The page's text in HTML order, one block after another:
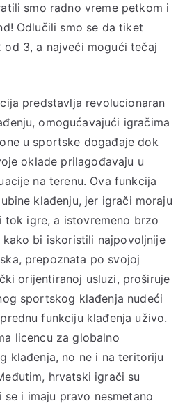
smo radno vreme petkom i
Odlučili smo se da tiket
od 3, a najveći mogući tečaj
predstavlja revolucionaran
omogućavajući igračima
u sportske događaje dok
oklade prilagođavaju u
na terenu. Ova funkcija
klađenju, jer igrači moraju
igre, a istovremeno brzo
kako bi iskoristili najpovoljnije
prepoznata po svojoj
orijentiranoj usluzi, proširuje
sportskog klađenja nudeći
funkciju klađenja uživo.
licencu za globalno
klađenja, no ne i na teritoriju
hrvatski igrači su
i imaju pravo nesmetano